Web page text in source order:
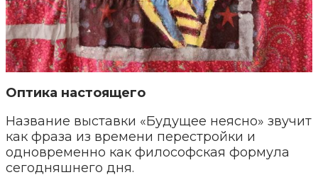
Оптика настоящего
Название выставки «Будущее неясно» звучит
как фраза из времени перестройки и
одновременно как философская формула
сегодняшнего дня.